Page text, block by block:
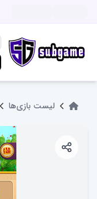
لیست بازی‌ها